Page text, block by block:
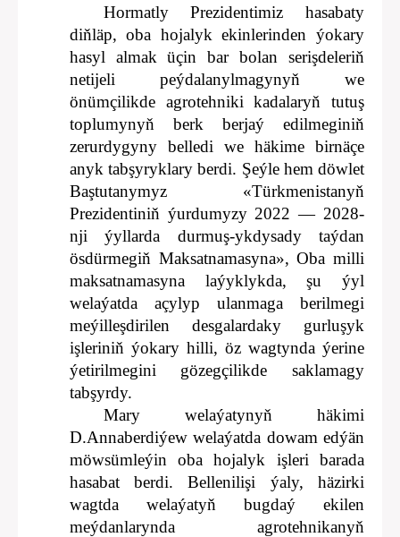
Hormatly Prezidentimiz hasabaty
diňläp, oba hojalyk ekinlerinden ýokary
hasyl almak üçin bar bolan serişdeleriň
netijeli peýdalanylmagynyň we
önümçilikde agrotehniki kadalaryň tutuş
toplumynyň berk berjaý edilmeginiň
zerurdygyny belledi we häkime birnäçe
anyk tabşyryklary berdi. Şeýle hem döwlet
Baştutanymyz «Türkmenistanyň
Prezidentiniň ýurdumyzy 2022 — 2028-
nji ýyllarda durmuş-ykdysady taýdan
ösdürmegiň Maksatnamasyna», Oba milli
maksatnamasyna laýyklykda, şu ýyl
welaýatda açylyp ulanmaga berilmegi
meýilleşdirilen desgalardaky gurluşyk
işleriniň ýokary hilli, öz wagtynda ýerine
ýetirilmegini gözegçilikde saklamagy
tabşyrdy.
Mary welaýatynyň häkimi
D.Annaberdiýew welaýatda dowam edýän
möwsümleýin oba hojalyk işleri barada
hasabat berdi. Bellenilişi ýaly, häzirki
wagtda welaýatyň bugdaý ekilen
meýdanlarynda agrotehnikanyň